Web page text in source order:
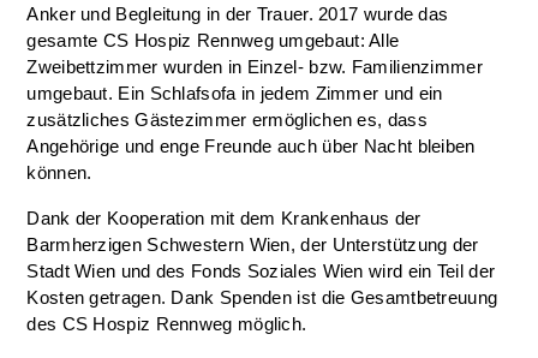
Anker und Begleitung in der Trauer. 2017 wurde das
gesamte CS Hospiz Rennweg umgebaut: Alle
Zweibettzimmer wurden in Einzel- bzw. Familienzimmer
umgebaut. Ein Schlafsofa in jedem Zimmer und ein
zusätzliches Gästezimmer ermöglichen es, dass
Angehörige und enge Freunde auch über Nacht bleiben
können.
Dank der Kooperation mit dem Krankenhaus der
Barmherzigen Schwestern Wien, der Unterstützung der
Stadt Wien und des Fonds Soziales Wien wird ein Teil der
Kosten getragen. Dank Spenden ist die Gesamtbetreuung
des CS Hospiz Rennweg möglich.